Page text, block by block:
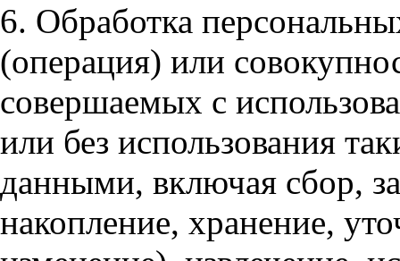
6. Обработка
(операция) или
совершаемых с
или без использования
данными, включая сбор,
накопление, хранение,